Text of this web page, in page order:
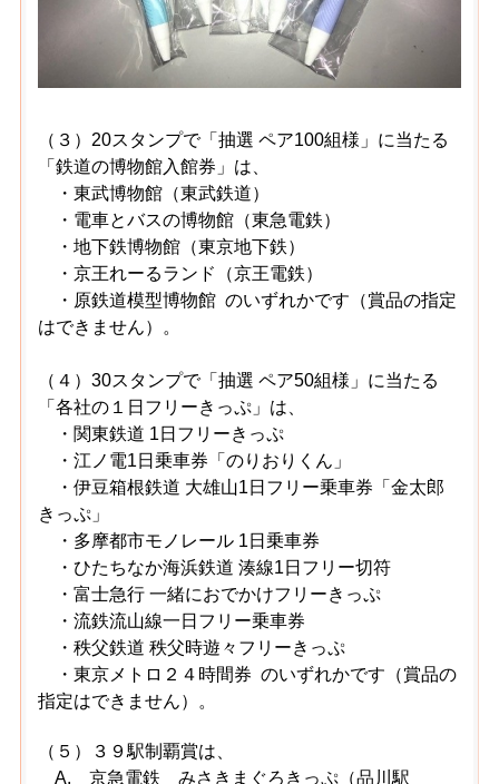
（３）20スタンプで「抽選 ペア100組様」に当たる
「鉄道の博物館入館券」は、
・東武博物館（東武鉄道）
・電車とバスの博物館（東急電鉄）
・地下鉄博物館（東京地下鉄）
・京王れーるランド（京王電鉄）
・原鉄道模型博物館のいずれかです（賞品の指定
はできません）。
（４）30スタンプで「抽選 ペア50組様」に当たる
「各社の１日フリーきっぷ」は、
・関東鉄道 1日フリーきっぷ
・江ノ電1日乗車券「のりおりくん」
・伊豆箱根鉄道 大雄山1日フリー乗車券「金太郎
きっぷ」
・多摩都市モノレール 1日乗車券
・ひたちなか海浜鉄道 湊線1日フリー切符
・富士急行 一緒におでかけフリーきっぷ
・流鉄流山線一日フリー乗車券
・秩父鉄道 秩父時遊々フリーきっぷ
・東京メトロ２４時間券のいずれかです（賞品の
指定はできません）。
（５）３９駅制覇賞は、
A. 京急電鉄 みさきまぐろきっぷ（品川駅